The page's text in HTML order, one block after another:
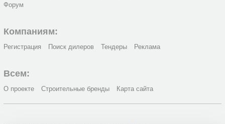
Форум
Компаниям:
Регистрация Поиск дилеров Тендеры Реклама
Всем:
О проекте Строительные бренды Карта сайта